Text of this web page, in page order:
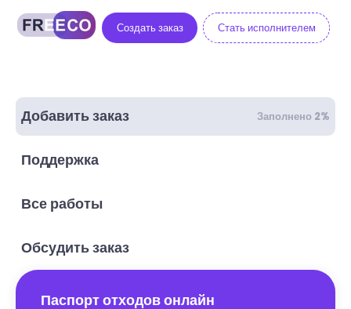
Создать заказ Стать исполнителем
Добавить заказ Заполнено 2%
Поддержка
Все работы
Обсудить заказ
Паспорт отходов онлайн